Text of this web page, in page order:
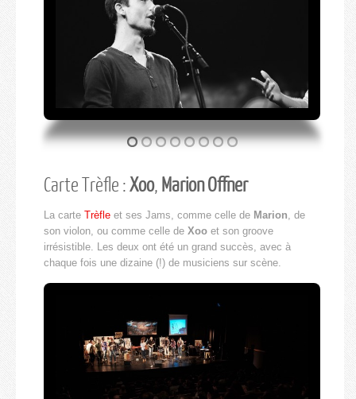
Carte Trèfle :Xoo, Marion Offner
La carte Trèfle et ses Jams, comme celle de Marion, de
son violon, ou comme celle de Xoo et son groove
irrésistible. Les deux ont été un grand succès, avec à
chaque fois une dizaine (!) de musiciens sur scène.